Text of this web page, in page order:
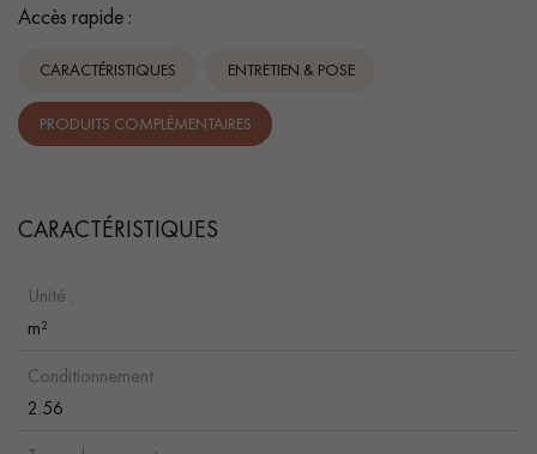
Accès rapide :
CARACTÉRISTIQUES ENTRETIEN & POSE
PRODUITS COMPLÉMENTAIRES
CARACTÉRISTIQUES
Unité :
m²
Conditionnement :
2.56